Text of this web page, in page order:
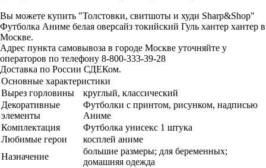
Вы можете купить "Толстовки, свитшоты и худи Sharp&Shop"
Футболка Аниме белая оверсайз токийский Гуль хантер хантер в
Москве.
Адрес пункта самовывоза в городе Москве уточняйте у
операторов по телефону 8-800-333-39-28
Доставка по России СДЕКом.
Основные характеристики
Вырез горловины
круглый, классический
Декоративные
элементы
Футболки с принтом, рисунком, надписью
Аниме
Комплектация
Футболка унисекс 1 штука
Любимые герои
косплей аниме
Назначение
большие размеры; для беременных;
домашняя одежда